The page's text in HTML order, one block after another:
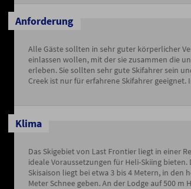
Anforderung
Alle Gäste sollten in sehr guter körperlicher
einlassen wollen, mit der sie zusammen die
erleben. Sie sollten sehr gute Skifahrer sein
Creek ist nur für erfahrene Skifahrer
Klima
Das Skigebiet von Last Frontier liegt in einer
ideale Voraussetzungen für Heli-Skiing
Skisaison liegt bei etwa 3 bis 4 Metern, in den
Meter Schnee geben. An der Lodge auf 500